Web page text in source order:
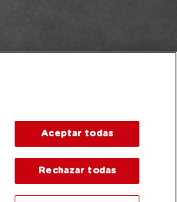
Aceptar todas
Rechazar todas